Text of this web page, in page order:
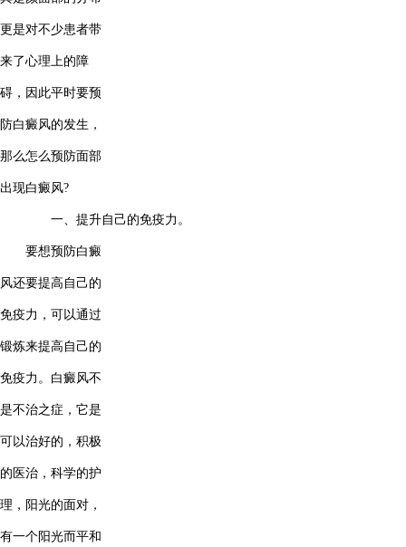
更是对不少患者带
来了心理上的障
碍，因此平时要预
防白癜风的发生，
那么怎么预防面部
出现白癜风?
一、提升自己的免疫力。
要想预防白癜
风还要提高自己的
免疫力，可以通过
锻炼来提高自己的
免疫力。白癜风不
是不治之症，它是
可以治好的，积极
的医治，科学的护
理，阳光的面对，
有一个阳光而平和